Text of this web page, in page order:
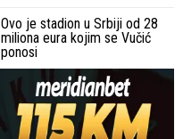
Ovo je stadion u Srbiji od 28
miliona eura kojim se Vučić
ponosi